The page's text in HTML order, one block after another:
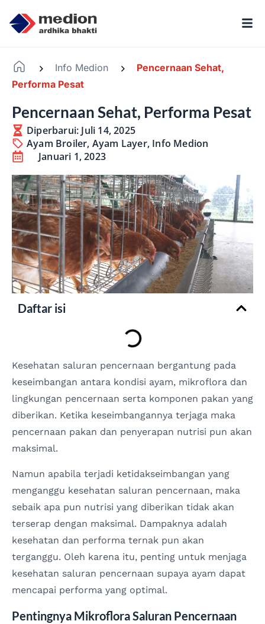
Info Medion
Pencernaan Sehat,
Performa Pesat
Pencernaan Sehat, Performa Pesat
Diperbarui: Juli 14, 2025
Ayam Broiler, Ayam Layer, Info Medion
Januari 1, 2023
Daftar isi
Kesehatan saluran pencernaan bergantung pada
keseimbangan antara kondisi ayam, mikroflora dan
lingkungan pencernaan serta komponen pakan yang
diberikan. Ketika keseimbangannya terjaga maka
pencernaan pakan dan penyerapan nutrisi pun akan
maksimal.
Namun apabila terjadi ketidakseimbangan yang
menganggu kesehatan saluran pencernaan, maka
sebaik apa pun nutrisi yang diberikan tidak akan
terserap dengan maksimal. Dampaknya adalah
kesehatan dan performa ternak pun akan
terganggu. Oleh karena itu, penting untuk menjaga
kesehatan saluran pencernaan supaya ayam dapat
mencapai performa yang optimal.
Pentingnya Mikroflora Saluran Pencernaan